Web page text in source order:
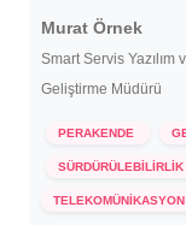
Murat Örnek
Smart Servis
Geliştirme Müdürü
PERAKENDE
SÜRDÜRÜLEBİLİRLİK
TELEKOMÜNİKASYON